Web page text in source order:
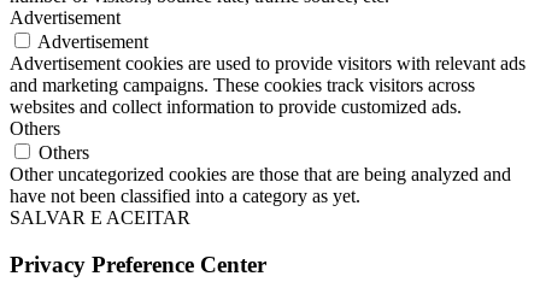
Advertisement
Advertisement
Advertisement cookies are used to provide visitors with relevant ads
and marketing campaigns. These cookies track visitors across
websites and collect information to provide customized ads.
Others
Others
Other uncategorized cookies are those that are being analyzed and
have not been classified into a category as yet.
SALVAR E ACEITAR
Privacy Preference Center